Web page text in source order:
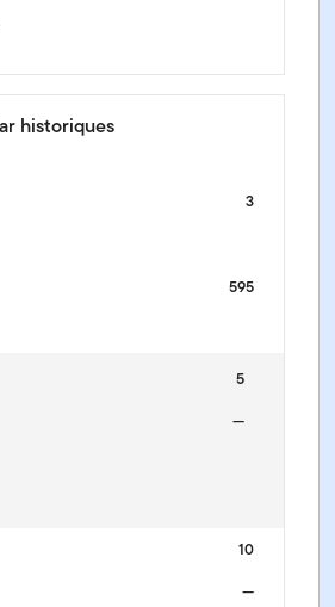
historiques
3
595
5
—
10
—